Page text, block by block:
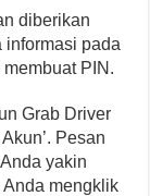
diberikan
informasi pada
PIN.
Grab Driver
Pesan
yakin
mengklik